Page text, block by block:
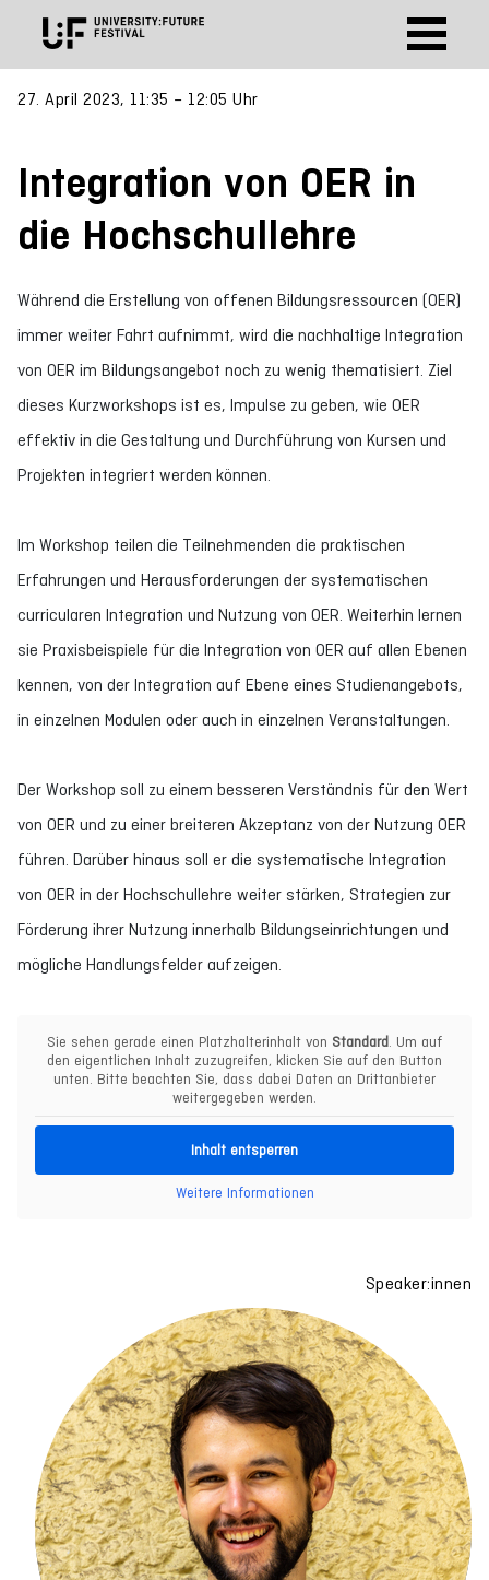
27. April 2023, 11:35 – 12:05 Uhr
Integration von OER in
die Hochschullehre
Während die Erstellung von offenen Bildungsressourcen (OER)
immer weiter Fahrt aufnimmt, wird die nachhaltige Integration
von OER im Bildungsangebot noch zu wenig thematisiert. Ziel
dieses Kurzworkshops ist es, Impulse zu geben, wie OER
effektiv in die Gestaltung und Durchführung von Kursen und
Projekten integriert werden können.
Im Workshop teilen die Teilnehmenden die praktischen
Erfahrungen und Herausforderungen der systematischen
curricularen Integration und Nutzung von OER. Weiterhin lernen
sie Praxisbeispiele für die Integration von OER auf allen Ebenen
kennen, von der Integration auf Ebene eines Studienangebots,
in einzelnen Modulen oder auch in einzelnen Veranstaltungen.
Der Workshop soll zu einem besseren Verständnis für den Wert
von OER und zu einer breiteren Akzeptanz von der Nutzung OER
führen. Darüber hinaus soll er die systematische Integration
von OER in der Hochschullehre weiter stärken, Strategien zur
Förderung ihrer Nutzung innerhalb Bildungseinrichtungen und
mögliche Handlungsfelder aufzeigen.
Sie sehen gerade einen Platzhalterinhalt von Standard . Um auf
den eigentlichen Inhalt zuzugreifen, klicken Sie auf den Button
unten. Bitte beachten Sie, dass dabei Daten an Drittanbieter
weitergegeben werden.
Inhalt entsperren
Weitere Informationen
Speaker:innen